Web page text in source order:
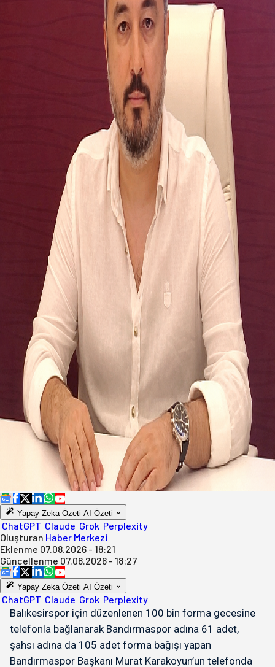
Yapay Zeka Özeti AI Özeti
ChatGPT Claude Grok Perplexity
Oluşturan Haber Merkezi
Eklenme 07.08.2026 - 18:21
Güncellenme 07.08.2026 - 18:27
Yapay Zeka Özeti AI Özeti
ChatGPT Claude Grok Perplexity
Balıkesirspor için düzenlenen 100 bin forma gecesine
telefonla bağlanarak Bandırmaspor adına 61 adet,
şahsı adına da 105 adet forma bağışı yapan
Bandırmaspor Başkanı Murat Karakoyun’un telefonda